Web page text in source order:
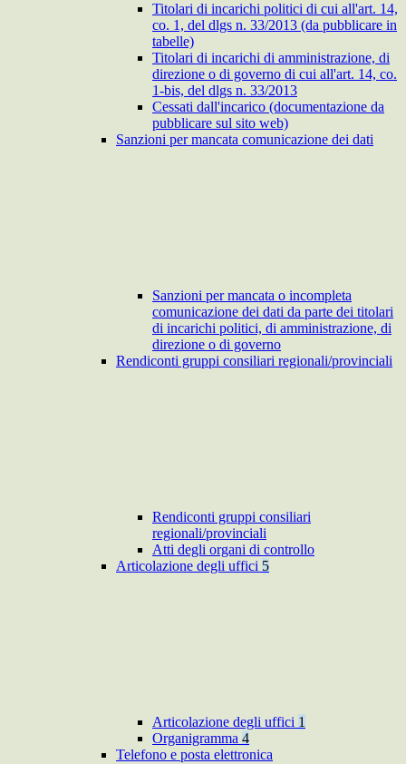
Titolari di incarichi politici di cui all'art. 14,
co. 1, del dlgs n. 33/2013 (da pubblicare in
tabelle)
Titolari di incarichi di amministrazione, di
direzione o di governo di cui all'art. 14, co.
1-bis, del dlgs n. 33/2013
Cessati dall'incarico (documentazione da
pubblicare sul sito web)
Sanzioni per mancata comunicazione dei dati
Sanzioni per mancata o incompleta
comunicazione dei dati da parte dei titolari
di incarichi politici, di amministrazione, di
direzione o di governo
Rendiconti gruppi consiliari regionali/provinciali
Rendiconti gruppi consiliari
regionali/provinciali
Atti degli organi di controllo
Articolazione degli uffici 5
Articolazione degli uffici 1
Organigramma 4
Telefono e posta elettronica